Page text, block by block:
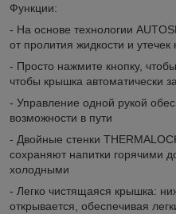
Функции:
- На основе технологии
от пролития жидкости и утечек
- Просто нажмите кнопку, чтобы
чтобы крышка автоматически
- Управление одной рукой
возможности в пути
- Двойные стенки
сохраняют напитки горячими
холодными
- Легко чистящаяся крышка:
открывается, обеспечивая